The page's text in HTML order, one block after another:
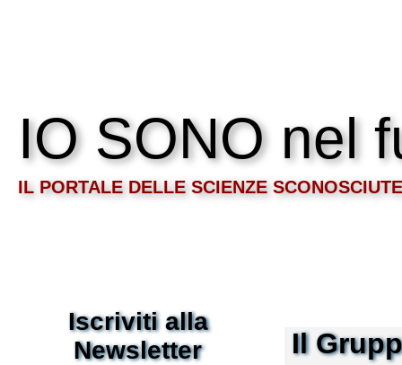
IO SONO nel
IL PORTALE DELLE SCIENZE SCONOSCIUTE
Iscriviti alla
Newsletter
Il